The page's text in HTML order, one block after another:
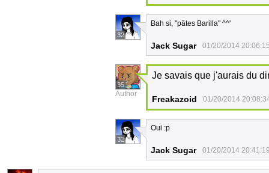
32
Bah si, "pâtes Barilla" ^^'
Jack Sugar 01/20/2014
35
Author
Je savais que j'aurais du
Freakazoid 01/20/2014
32
Oui :p
Jack Sugar 01/20/2014